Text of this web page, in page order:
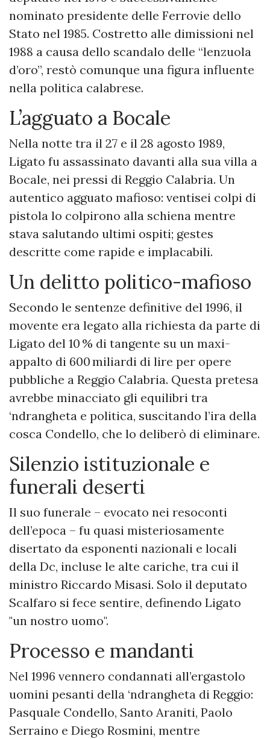
nominato presidente delle Ferrovie dello
Stato nel 1985. Costretto alle dimissioni nel
1988 a causa dello scandalo delle “lenzuola
d’oro”, restò comunque una figura influente
nella politica calabrese.
L’agguato a Bocale
Nella notte tra il 27 e il 28 agosto 1989,
Ligato fu assassinato davanti alla sua villa a
Bocale, nei pressi di Reggio Calabria. Un
autentico agguato mafioso: ventisei colpi di
pistola lo colpirono alla schiena mentre
stava salutando ultimi ospiti; gestes
descritte come rapide e implacabili.
Un delitto politico-mafioso
Secondo le sentenze definitive del 1996, il
movente era legato alla richiesta da parte di
Ligato del 10 % di tangente su un maxi-
appalto di 600 miliardi di lire per opere
pubbliche a Reggio Calabria. Questa pretesa
avrebbe minacciato gli equilibri tra
‘ndrangheta e politica, suscitando l’ira della
cosca Condello, che lo deliberò di eliminare.
Silenzio istituzionale e
funerali deserti
Il suo funerale – evocato nei resoconti
dell’epoca – fu quasi misteriosamente
disertato da esponenti nazionali e locali
della Dc, incluse le alte cariche, tra cui il
ministro Riccardo Misasi. Solo il deputato
Scalfaro si fece sentire, definendo Ligato
"un nostro uomo".
Processo e mandanti
Nel 1996 vennero condannati all’ergastolo
uomini pesanti della ‘ndrangheta di Reggio:
Pasquale Condello, Santo Araniti, Paolo
Serraino e Diego Rosmini, mentre